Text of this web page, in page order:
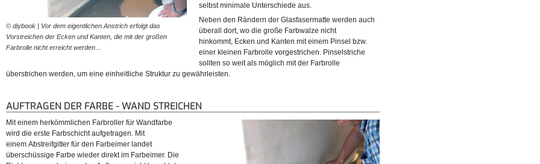
© diybook | Vor dem eigentlichen Anstrich erfolgt das
Vorstreichen der Ecken und Kanten, die mit der großen
Farbrolle nicht erreicht werden…
selbst minimale Unterschiede aus.
Neben den Rändern der Glasfasermatte werden auch
überall dort, wo die große Farbwalze nicht
hinkommt, Ecken und Kanten mit einem Pinsel bzw.
einer kleinen Farbrolle vorgestrichen. Pinselstriche
sollten so weit als möglich mit der Farbrolle
überstrichen werden, um eine einheitliche Struktur zu gewährleisten.
AUFTRAGEN DER FARBE - WAND STREICHEN
Mit einem herkömmlichen Farbroller für Wandfarbe
wird die erste Farbschicht aufgetragen. Mit
einem Abstreifgitter für den Farbeimer landet
überschüssige Farbe wieder direkt im Farbeimer. Die